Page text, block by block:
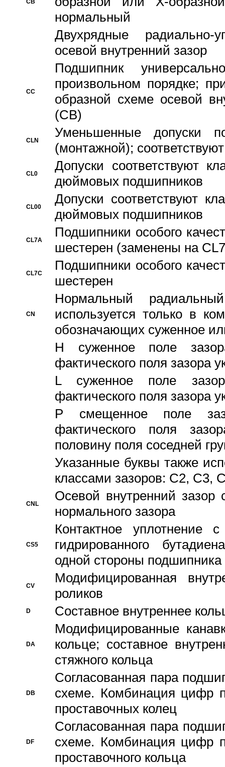
CB
нормальный
Двухрядные радиально-
осевой внутренний зазор
CC
Подшипник
произвольном порядке;
образной схеме осевой
(CB)
CLN
Уменьшенные
(монтажной);
CL0
Допуски соответствуют
дюймовых подшипников
CL00
Допуски соответствуют
дюймовых подшипников
CL7A
Подшипники особого
шестерен (заменены на
CL7C
Подшипники особого
шестерен
CN
Hормальный
используется только в
обозначающих суженное
H суженное поле
фактического поля зазора
L суженное поле
фактического поля зазора
P смещенное поле
фактического поля
половину поля соседней
Указанные буквы также
классами зазоров: С2,
CNL
Осевой внутренний зазор
нормального зазора
CS5
Контактное уплотнение
гидрированного
одной стороны подшипника
CV
Модифицированная
роликов
D Составное внутреннее
DA
Модифицированные
кольце; составное
стяжного кольца
DB
Согласованная пара
схеме. Комбинация цифр
проставочных колец
DF
Согласованная пара
схеме. Комбинация цифр
проставочного кольца